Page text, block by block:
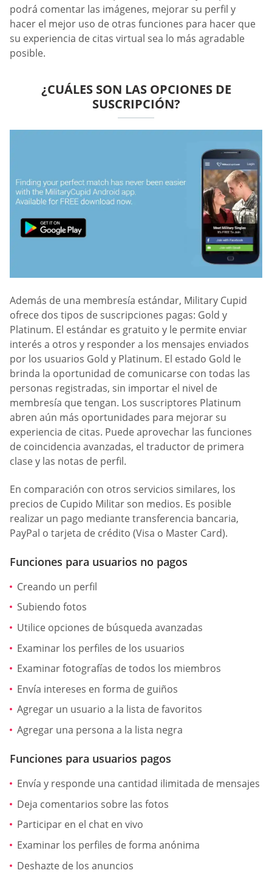
podrá comentar las imágenes, mejorar su perfil y
hacer el mejor uso de otras funciones para hacer que
su experiencia de citas virtual sea lo más agradable
posible.
¿CUÁLES SON LAS OPCIONES DE
SUSCRIPCIÓN?
Además de una membresía estándar, Military Cupid
ofrece dos tipos de suscripciones pagas: Gold y
Platinum. El estándar es gratuito y le permite enviar
interés a otros y responder a los mensajes enviados
por los usuarios Gold y Platinum. El estado Gold le
brinda la oportunidad de comunicarse con todas las
personas registradas, sin importar el nivel de
membresía que tengan. Los suscriptores Platinum
abren aún más oportunidades para mejorar su
experiencia de citas. Puede aprovechar las funciones
de coincidencia avanzadas, el traductor de primera
clase y las notas de perfil.
En comparación con otros servicios similares, los
precios de Cupido Militar son medios. Es posible
realizar un pago mediante transferencia bancaria,
PayPal o tarjeta de crédito (Visa o Master Card).
Funciones para usuarios no pagos
Creando un perfil
Subiendo fotos
Utilice opciones de búsqueda avanzadas
Examinar los perfiles de los usuarios
Examinar fotografías de todos los miembros
Envía intereses en forma de guiños
Agregar un usuario a la lista de favoritos
Agregar una persona a la lista negra
Funciones para usuarios pagos
Envía y responde una cantidad ilimitada de mensajes
Deja comentarios sobre las fotos
Participar en el chat en vivo
Examinar los perfiles de forma anónima
Deshazte de los anuncios